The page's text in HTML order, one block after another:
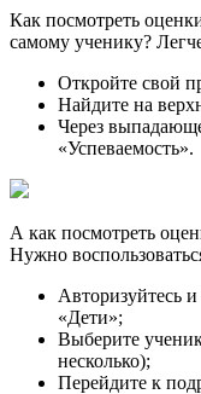
Как посмотреть
самому ученику?
Откройте свой
Найдите на
Через
«Успеваемость».
А как посмотреть
Нужно
Авторизуйтесь
«Дети»;
Выберите
несколько);
Перейдите к